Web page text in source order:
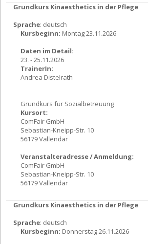
Grundkurs Kinaesthetics in der Pflege
Sprache: deutsch
Kursbeginn: Montag 23.11.2026
Daten im Detail:
23. - 25.11.2026
TrainerIn:
Andrea Distelrath
Grundkurs für Sozialbetreuung
Kursort:
ComFair GmbH
Sebastian-Kneipp-Str. 10
56179 Vallendar
Veranstalteradresse / Anmeldung:
ComFair GmbH
Sebastian-Kneipp-Str. 10
56179 Vallendar
Grundkurs Kinaesthetics in der Pflege
Sprache: deutsch
Kursbeginn: Donnerstag 26.11.2026